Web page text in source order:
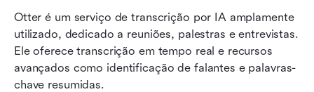
Otter é um serviço de transcrição por IA amplamente
utilizado, dedicado a reuniões, palestras e entrevistas.
Ele oferece transcrição em tempo real e recursos
avançados como identificação de falantes e palavras-
chave resumidas.